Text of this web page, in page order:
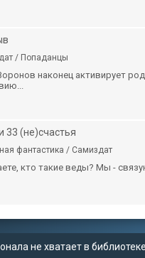
/ Попаданцы
наконец активирует
33 (не)счастья
фантастика / Самиздат
кто такие веды? Мы -
не хватает в